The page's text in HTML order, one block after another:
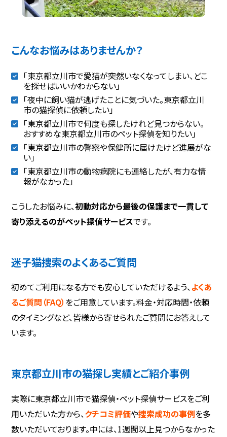
こんなお悩みはありませんか？
「東京都立川市で愛猫が突然いなくなってしまい、どこ
を探せばいいかわからない」
「夜中に飼い猫が逃げたことに気づいた。東京都立川
市の猫探偵に依頼したい」
「東京都立川市で何度も探したけれど見つからない。
おすすめな東京都立川市のペット探偵を知りたい」
「東京都立川市の警察や保健所に届けたけど進展がな
い」
「東京都立川市の動物病院にも連絡したが、有力な情
報がなかった」
こうしたお悩みに、初動対応から最後の保護まで一貫して
寄り添えるのがペット探偵サービスです。
迷子猫捜索のよくあるご質問
初めてご利用になる方でも安心していただけるよう、よくあ
るご質問（FAQ） をご用意しています。料金・対応時間・依頼
のタイミングなど、皆様から寄せられたご質問にお答えして
います。
東京都立川市の猫探し実績とご紹介事例
実際に東京都立川市で猫探偵・ペット探偵サービスをご利
用いただいた方から、クチコミ評価や捜索成功の事例を多
数いただいております。中には、1週間以上見つからなかった